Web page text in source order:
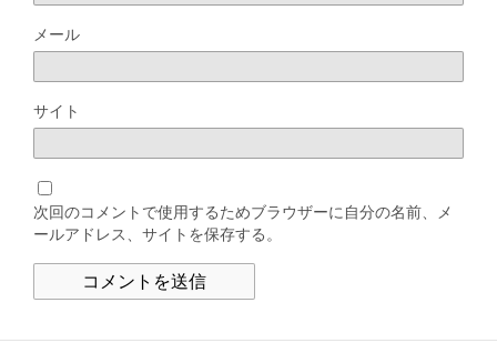
メール
サイト
次回のコメントで使用するためブラウザーに自分の名前、メ
ールアドレス、サイトを保存する。